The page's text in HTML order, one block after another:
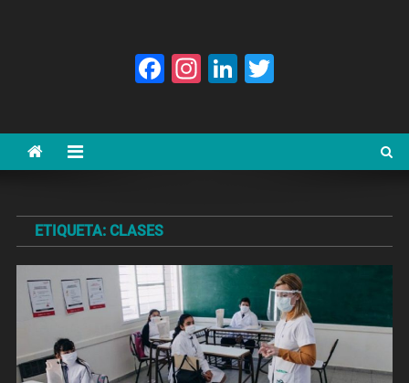
Facebook
Instagram
LinkedIn
ETIQUETA: CLASES